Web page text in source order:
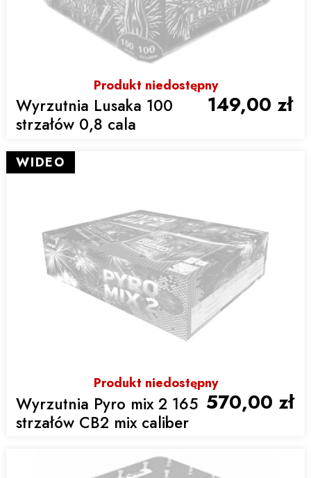
Produkt niedostępny
Wyrzutnia Lusaka 100
strzałów 0,8 cala
149,00 zł
Produkt niedostępny
Wyrzutnia Pyro mix 2 165
strzałów CB2 mix caliber
570,00 zł
WIDEO